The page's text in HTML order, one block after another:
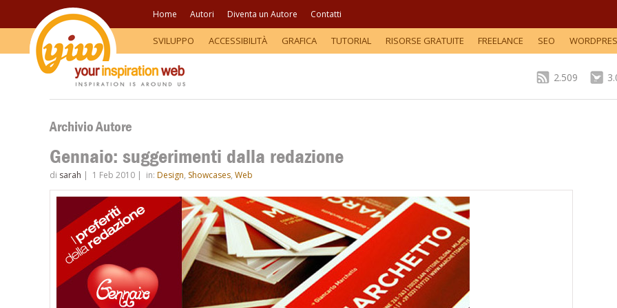
Home Autori Diventa un Autore Contatti
SVILUPPO ACCESSIBILITÀ GRAFICA TUTORIAL RISORSE GRATUITE FREELANCE SEO
2.509
Archivio Autore
Gennaio: suggerimenti dalla redazione
di sarah | 1 Feb 2010 | in: Design, Showcases, Web